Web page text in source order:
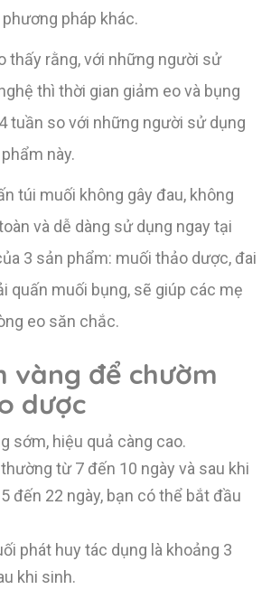
pháp khác.
thấy rằng, với những người sử
thì thời gian giảm eo và bụng
tuần so với những người sử dụng
này.
túi muối không gây đau, không
và dễ dàng sử dụng ngay tại
3 sản phẩm: muối thảo dược, đai
quấn muối bụng, sẽ giúp các mẹ
eo săn chắc.
vàng để chườm
dược
sớm, hiệu quả càng cao.
từ 7 đến 10 ngày và sau khi
đến 22 ngày, bạn có thể bắt đầu
phát huy tác dụng là khoảng 3
khi sinh.